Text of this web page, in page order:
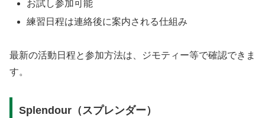
お試し参加可能
練習日程は連絡後に案内される仕組み
最新の活動日程と参加方法は、ジモティー等で確認できま
す。
Splendour（スプレンダー）